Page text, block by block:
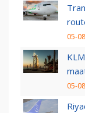
05-
05-